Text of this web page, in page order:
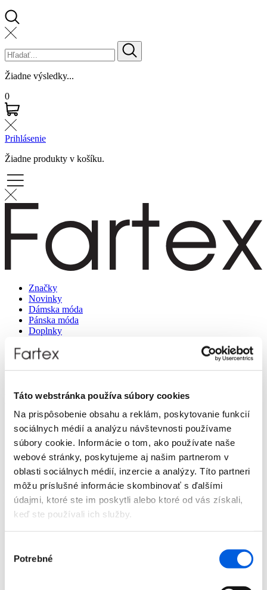
Táto webstránka používa súbory cookies
Na prispôsobenie obsahu a reklám, poskytovanie funkcií
sociálnych médií a analýzu návštevnosti používame
súbory cookie. Informácie o tom, ako používate naše
webové stránky, poskytujeme aj našim partnerom v
oblasti sociálnych médií, inzercie a analýzy. Títo partneri
môžu príslušné informácie skombinovať s ďalšími
údajmi, ktoré ste im poskytli alebo ktoré od vás získali,
keď ste používali ich služby.
súhlasu
Potrebné
Žiadne výsledky...
0
Prihlásenie
Žiadne produkty v košíku.
Značky
Novinky
Dámska móda
Pánska móda
Doplnky
Predajne
O nás
Kontakt
Detail produktu
Domov
Produkty
Dámska móda
Nohavice
Krátke
Nohavice dámske krátke - Tom Tailor
Nohavice dámske krátke - Tom Tailor